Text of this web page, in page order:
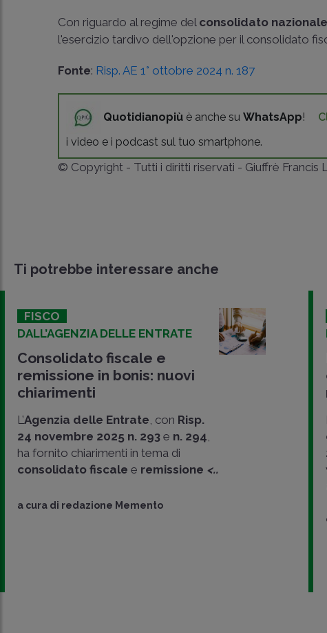
CONDIVIDI
Con riguardo al regime del consolidato nazionale
l'esercizio tardivo dell'opzione per il consolidato
Fonte: Risp. AE 1° ottobre 2024 n. 187
Quotidianopiù è anche suWhatsApp!
i video e i podcast sul tuo smartphone.
© Copyright - Tutti i diritti riservati - Giuffrè Francis
Ti potrebbe interessare anche
FISCO
DALL’AGENZIA DELLE ENTRATE
Consolidato fiscale e
remissione in bonis: nuovi
chiarimenti
L’Agenzia delle Entrate, con Risp.
24 novembre 2025 n. 293 e n. 294,
ha fornito chiarimenti in tema di
consolidato fiscale e remissione <..
a cura di redazione Memento